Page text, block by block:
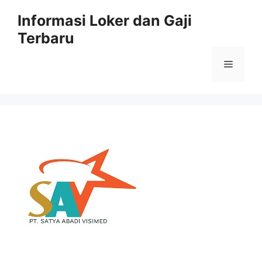
content
Informasi Loker dan Gaji
Terbaru
Menu